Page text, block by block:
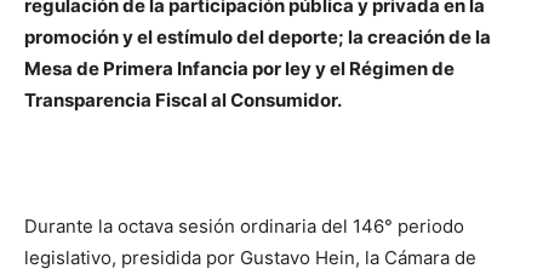
regulación de la participación pública y privada en la
promoción y el estímulo del deporte; la creación de la
Mesa de Primera Infancia por ley y el Régimen de
Transparencia Fiscal al Consumidor.
Durante la octava sesión ordinaria del 146° periodo
legislativo, presidida por Gustavo Hein, la Cámara de